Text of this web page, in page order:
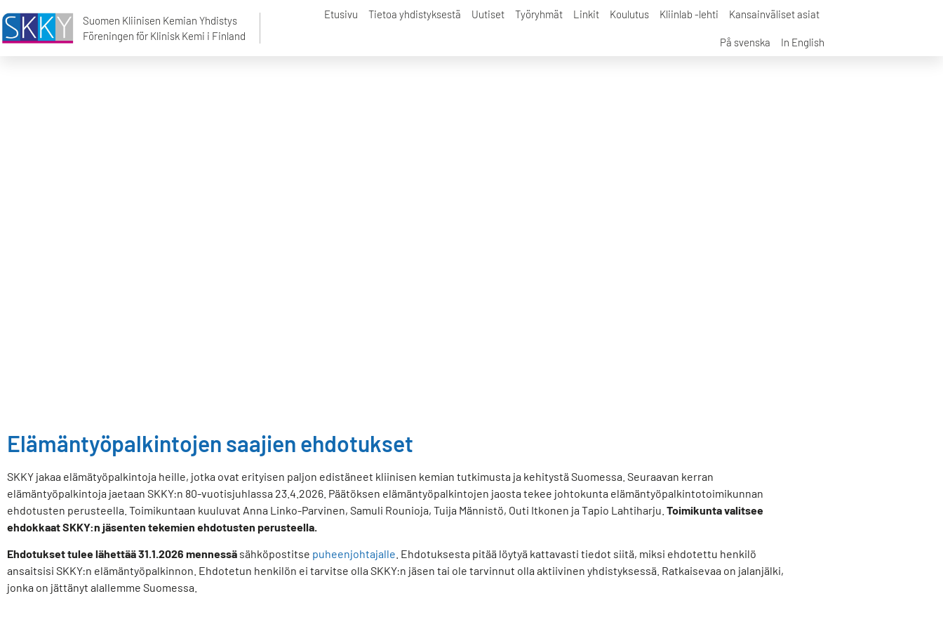
Suomen Kliinisen Kemian Yhdistys
Föreningen för Klinisk Kemi i Finland
Etusivu Tietoa yhdistyksestä Uutiset Työryhmät Linkit Koulutus Kliinlab -lehti Kansainväliset asiat
På svenska In English
Elämäntyöpalkintojen saajien ehdotukset
Elämäntyöpalkintojen saajien ehdotukset
SKKY jakaa elämätyöpalkintoja heille, jotka ovat erityisen paljon edistäneet kliinisen kemian tutkimusta ja kehitystä Suomessa. Seuraavan kerran
elämäntyöpalkintoja jaetaan SKKY:n 80-vuotisjuhlassa 23.4.2026. Päätöksen elämäntyöpalkintojen jaosta tekee johtokunta elämäntyöpalkintotoimikunnan
ehdotusten perusteella. Toimikuntaan kuuluvat Anna Linko-Parvinen, Samuli Rounioja, Tuija Männistö, Outi Itkonen ja Tapio Lahtiharju. Toimikunta valitsee
ehdokkaat SKKY:n jäsenten tekemien ehdotusten perusteella.
Ehdotukset tulee lähettää 31.1.2026 mennessä sähköpostitse puheenjohtajalle . Ehdotuksesta pitää löytyä kattavasti tiedot siitä, miksi ehdotettu henkilö
ansaitsisi SKKY:n elämäntyöpalkinnon. Ehdotetun henkilön ei tarvitse olla SKKY:n jäsen tai ole tarvinnut olla aktiivinen yhdistyksessä. Ratkaisevaa on jalanjälki,
jonka on jättänyt alallemme Suomessa.